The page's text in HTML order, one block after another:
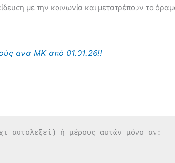
με την κοινωνία και μετατρέπουν το
ανα ΜΚ από 01.01.26!!
αυτολεξεί) ή μέρους αυτών μόνο αν: